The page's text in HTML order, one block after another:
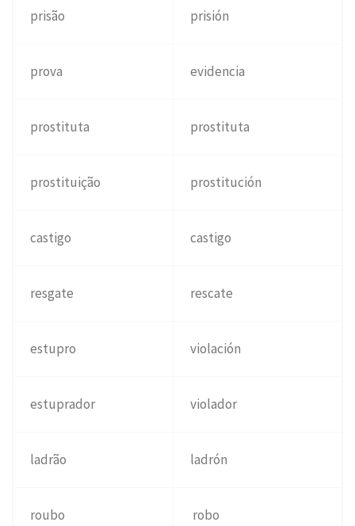
prisão prisión
prova evidencia
prostituta prostituta
prostituição prostitución
castigo castigo
resgate rescate
estupro violación
estuprador violador
ladrão ladrón
roubo robo